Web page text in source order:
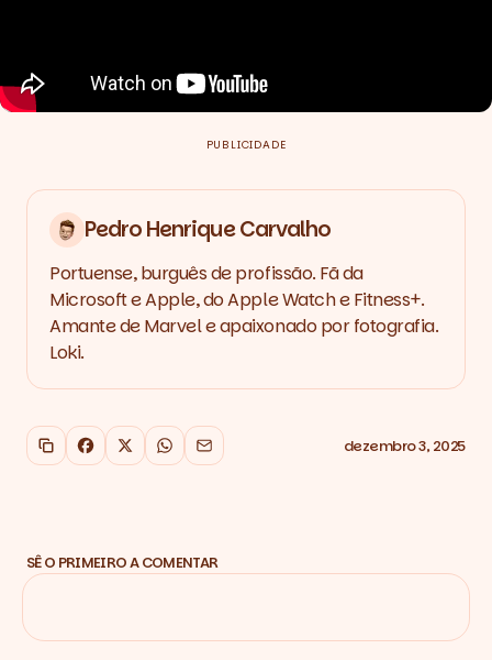
PUBLICIDADE
Pedro Henrique Carvalho
Portuense, burguês de profissão. Fã da
Microsoft e Apple, do Apple Watch e Fitness+.
Amante de Marvel e apaixonado por fotografia.
Loki.
Copiar link
Facebook
X WhatsApp
Email dezembro 3, 2025
SÊ O PRIMEIRO A COMENTAR